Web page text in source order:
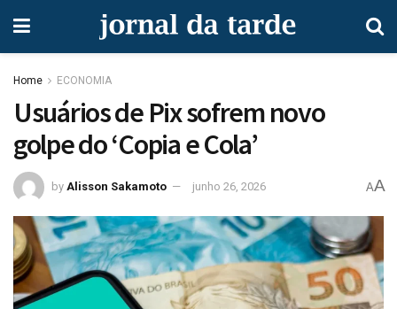
Home ECONOMIA
Usuários de Pix sofrem novo
golpe do ‘Copia e Cola’
by Alisson Sakamoto junho 26, 2026 AA